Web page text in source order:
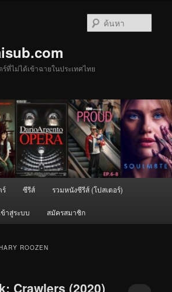
ที่ไม่ได้เข้าฉายในประเทศไทย
ซีรีส์ รวมหนังซีรีส์ (โปสเตอร์)
ข้าสู่ระบบ สมัครสมาชิก
ROOZEN
Crawlers (2020)